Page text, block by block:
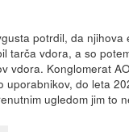
potrdil, da njihova
tarča vdora, a so
vdora. Konglomerat
uporabnikov, do leta
ugledom jim to